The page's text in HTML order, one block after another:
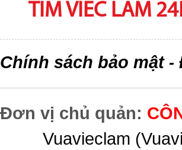
TIM VIEC LAM
Chính sách bảo mật-
Đơn vị chủ quản:
Vuavieclam